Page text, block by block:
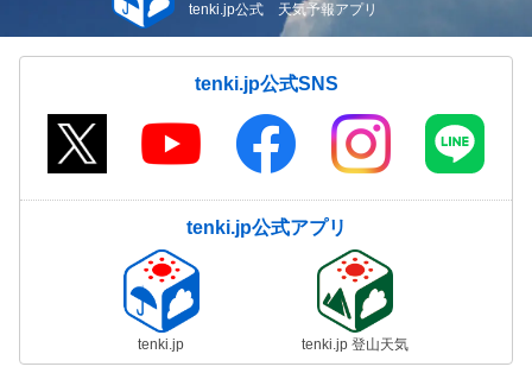
tenki.jp公式 天気予報アプリ
tenki.jp公式SNS
tenki.jp公式アプリ
tenki.jp tenki.jp 登山天気